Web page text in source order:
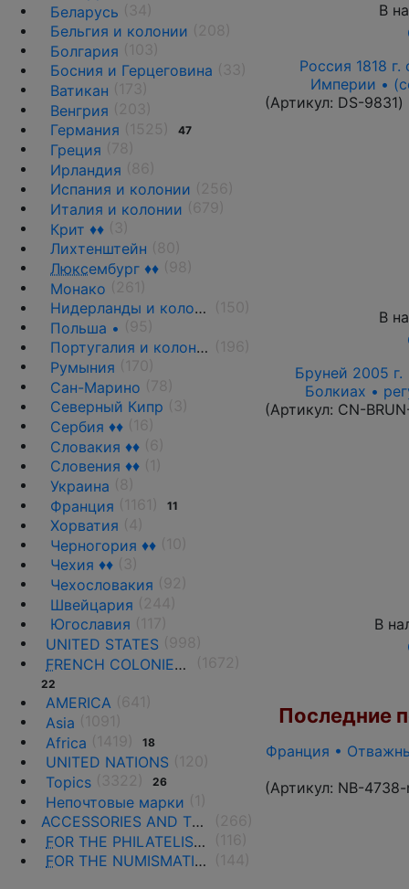
Беларусь
Бельгия и колонии
Болгария
Босния и Герцеговина
Ватикан
Венгрия
Германия
47
Греция
Ирландия
Испания и колонии
Италия и колонии
Крит ♦♦
Лихтенштейн
Люксембург ♦♦
Монако
Нидерланды и колонии
Польша •
Португалия и колонии
Румыния
Сан-Марино
Северный Кипр
Сербия ♦♦
Словакия ♦♦
Словения ♦♦
Украина
Франция
11
Хорватия
Черногория ♦♦
Чехия ♦♦
Чехословакия
Швейцария
Югославия
UNITED STATES
FRENCH COLONIES AND THE TERRITORIES
22
AMERICA
Asia
Africa
18
UNITED NATIONS
Topics
26
Непочтовые марки
ACCESSORIES AND THE LITERATURE
FOR THE PHILATELISTS
FOR THE NUMISMATISTS
В
Россия 1818 г.
Империи •
(Артикул: DS-9831)
В
Бруней 2005 г.
Болкиах •
(Артикул: CN-
В
Последние
Франция •
(Артикул: NB-4738-